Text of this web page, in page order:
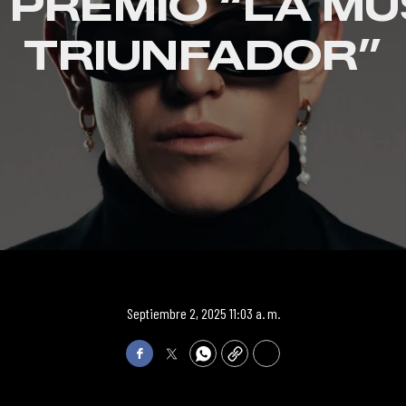
TRIUNFADOR”
Septiembre 2, 2025 11:03 a. m.
FacebookTwitterWhatsApp
Copy Print